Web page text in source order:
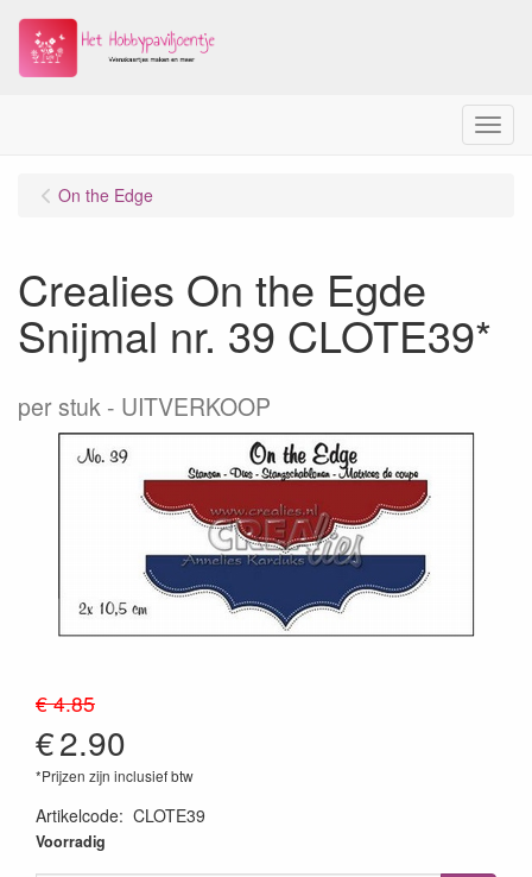
Menu
On the Edge
Crealies On the Egde
Snijmal nr. 39 CLOTE39*
per stuk UITVERKOOP
€ 4.85
€2.90
*Prijzen zijn inclusief btw
Artikelcode: CLOTE39
8720143080029
Voorradig